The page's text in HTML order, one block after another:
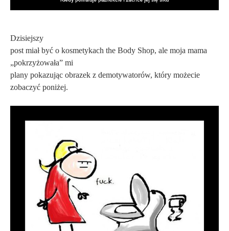
Dzisiejszy
post miał być o kosmetykach the Body Shop, ale moja mama
„pokrzyżowała” mi
plany pokazując obrazek z demotywatorów, który możecie
zobaczyć poniżej.